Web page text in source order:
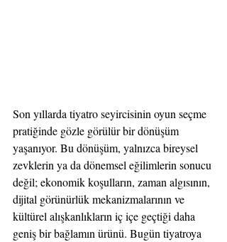
Son yıllarda tiyatro seyircisinin oyun seçme
pratiğinde gözle görülür bir dönüşüm
yaşanıyor. Bu dönüşüm, yalnızca bireysel
zevklerin ya da dönemsel eğilimlerin sonucu
değil; ekonomik koşulların, zaman algısının,
dijital görünürlük mekanizmalarının ve
kültürel alışkanlıkların iç içe geçtiği daha
geniş bir bağlamın ürünü. Bugün tiyatroya